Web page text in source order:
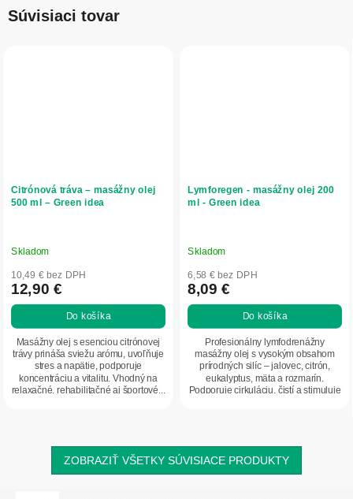
Súvisiaci tovar
Citrónová tráva – masážny olej
500 ml – Green idea
Skladom
10,49 € bez DPH
12,90 €
Do košíka
Masážny olej s esenciou citrónovej
trávy prináša sviežu arómu, uvoľňuje
stres a napätie, podporuje
koncentráciu a vitalitu. Vhodný na
relaxačné, rehabilitačné aj športové...
Lymforegen - masážny olej 200
ml - Green idea
Skladom
6,58 € bez DPH
8,09 €
Do košíka
Profesionálny lymfodrenážny
masážny olej s vysokým obsahom
prírodných silíc – jalovec, citrón,
eukalyptus, mäta a rozmarín.
Podporuje cirkuláciu, čistí a stimuluje
ZOBRAZIŤ VŠETKY SÚVISIACE PRODUKTY